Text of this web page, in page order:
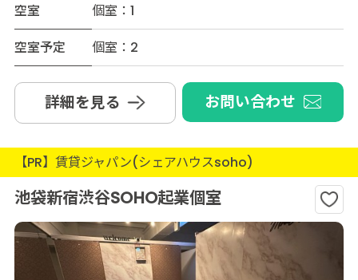
空室
個室：1
空室予定
個室：2
詳細を見る お問い合わせ
【PR】賃貸ジャパン(シェアハウスsoho)
池袋新宿渋谷SOHO起業個室